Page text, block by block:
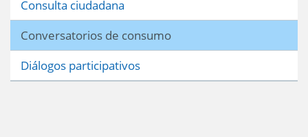
Consulta ciudadana
Conversatorios de consumo
Diálogos participativos